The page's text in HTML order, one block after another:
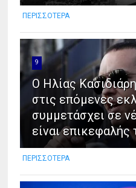
ΠΕΡΙΣΣΟΤΕΡΑ
9
Ο Ηλίας
στις επόμενες
συμμετάσχει σε
είναι επικεφαλής
ΠΕΡΙΣΣΟΤΕΡΑ